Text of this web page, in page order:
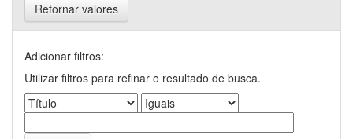
Retornar valores
Adicionar filtros:
Utilizar filtros para refinar o resultado de busca.